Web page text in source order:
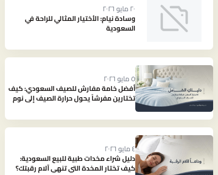
٢٠ مايو ٢٠٢٦
وسادة نيام: الأختيار المثالي للراحة في
السعودية
٥ مايو ٢٠٢٦
أفضل خامة مفارش للصيف السعودي: كيف
تختارين مفرشاً يحول حرارة الصيف إلى نوم
٤ مايو ٢٠٢٦
دليل شراء مخدات طبية للبيع السعودية:
كيف تختار المخدة التي تنهي آلام رقبتك؟